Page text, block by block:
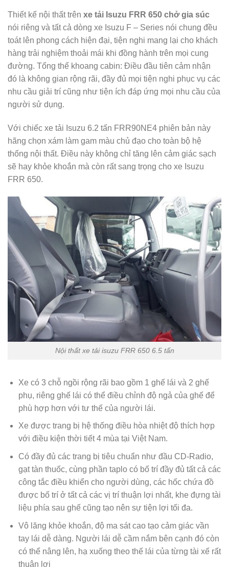
Thiết kế nội thất trên xe tải Isuzu FRR 650 chở gia súc
nói riêng và tất cả dòng xe Isuzu F – Series nói chung đều
toát lên phong cách hiện đại, tiện nghi mang lại cho khách
hàng trải nghiệm thoải mái khi đồng hành trên mọi cung
đường. Tổng thể khoang cabin: Điều đầu tiên cảm nhận
đó là không gian rộng rãi, đầy đủ mọi tiện nghi phục vụ các
nhu cầu giải trí cũng như tiện ích đáp ứng mọi nhu cầu của
người sử dụng.
Với chiếc xe tải Isuzu 6.2 tấn FRR90NE4 phiên bản này
hãng chọn xám làm gam màu chủ đạo cho toàn bộ hệ
thống nội thất. Điều này không chỉ tăng lên cảm giác sạch
sẽ hay khỏe khoắn mà còn rất sang trọng cho xe Isuzu
FRR 650.
Nội thất xe tải isuzu FRR 650 6.5 tấn
Xe có 3 chỗ ngồi rộng rãi bao gồm 1 ghế lái và 2 ghế
phụ, riêng ghế lái có thể điều chỉnh độ ngả của ghế để
phù hợp hơn với tư thế của người lái.
Xe được trang bị hệ thống điều hòa nhiệt độ thích hợp
với điều kiện thời tiết 4 mùa tại Việt Nam.
Có đầy đủ các trang bị tiêu chuẩn như đầu CD-Radio,
gạt tàn thuốc, cùng phần taplo có bố trí đầy đủ tất cả các
công tắc điều khiển cho người dùng, các hốc chứa đồ
được bố trí ở tất cả các vị trí thuận lợi nhất, khe đựng tài
liệu phía sau ghế cũng tạo nên sự tiện lợi tối đa.
Vô lăng khỏe khoắn, độ ma sát cao tạo cảm giác vần
tay lái dễ dàng. Người lái dễ cầm nắm bên cạnh đó còn
có thể nâng lên, hạ xuống theo thế lái của từng tài xế rất
thuận lợi